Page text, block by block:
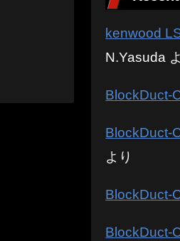
kenwood
N.Yasuda
BlockDuct-
BlockDuct-
より
BlockDuct-
BlockDuct-